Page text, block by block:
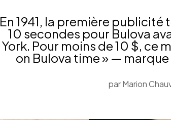
En 1941, la première
10 secondes pour Bulova
York. Pour moins de 10 $, ce
on Bulova time » —
parMarion